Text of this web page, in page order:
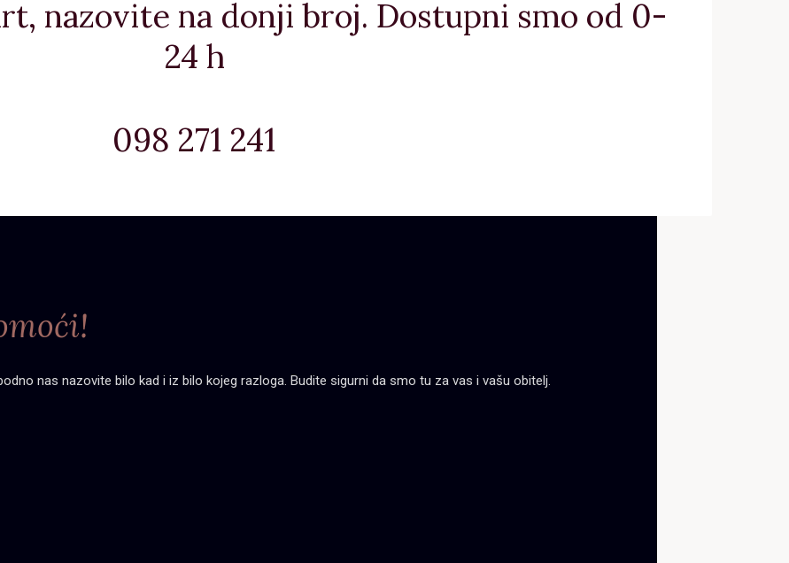
nazovite na donji broj. Dostupni smo od 0-
24 h
098 271 241
nas nazovite bilo kad i iz bilo kojeg razloga. Budite sigurni da smo tu za vas i vašu obitelj.